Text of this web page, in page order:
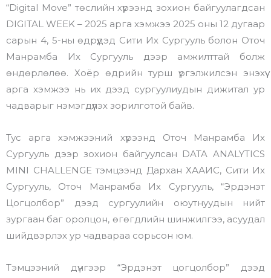
“Digital Move” төслийн хүрээнд зохион байгуулагдсан
DIGITAL WEEK – 2025 арга хэмжээ 2025 оны 12 дугаар
сарын 4, 5-ны өдрүүдэд Сити Их Сургууль болон Оточ
Манрамба Их Сургууль дээр амжилттай болж
өндөрлөлөө. Хоёр өдрийн турш үргэлжилсэн энэхүү
арга хэмжээ нь их дээд сургуулиудын дижитал ур
чадварыг нэмэгдүүлэх зорилготой байв.
Тус арга хэмжээний хүрээнд Оточ Манрамба Их
Сургууль дээр зохион байгуулсан DATA ANALYTICS
MINI CHALLENGE тэмцээнд Дархан ХААИС, Сити Их
Сургууль, Оточ Манрамба Их Сургууль, “Эрдэнэт
Цогцолбор” дээд сургуулийн оюутнуудын нийт
зургаан баг оролцон, өгөгдлийн шинжилгээ, асуудал
шийдвэрлэх ур чадвараа сорьсон юм.
Тэмцээний дүнгээр “Эрдэнэт цогцолбор” дээд